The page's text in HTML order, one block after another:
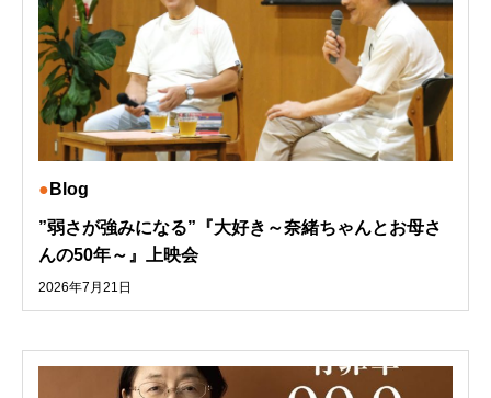
Blog
”弱さが強みになる”『大好き～奈緒ちゃんとお母さ
んの50年～』上映会
2026年7月21日